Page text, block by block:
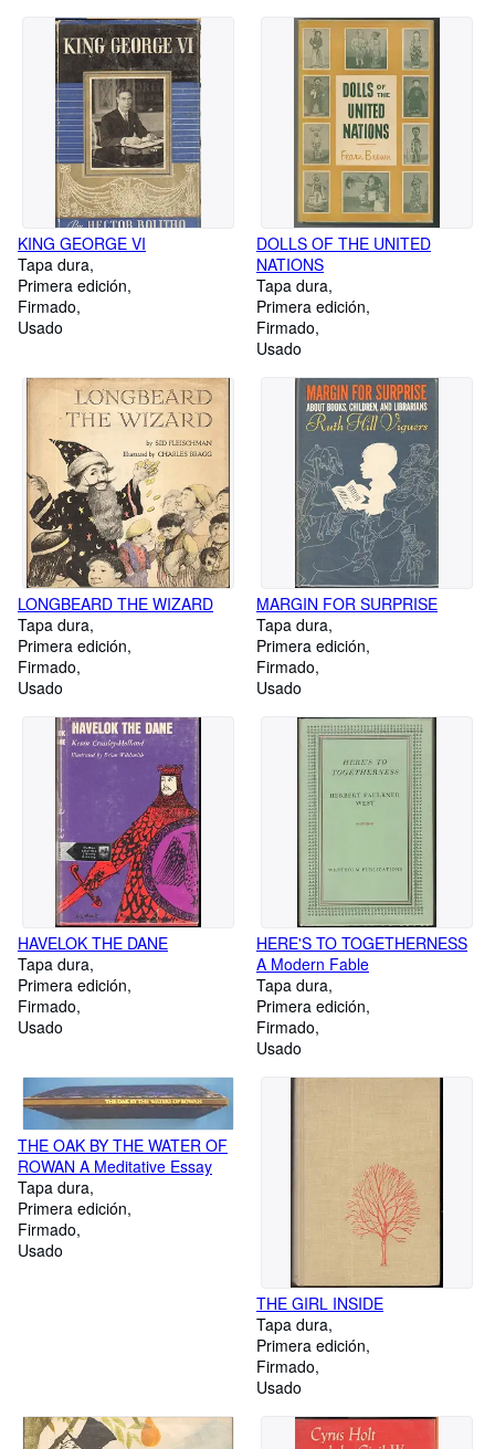
KING GEORGE VI
Tapa dura
Primera edición
Firmado
Usado
DOLLS OF THE UNITED
NATIONS
Tapa dura
Primera edición
Firmado
Usado
LONGBEARD THE WIZARD
Tapa dura
Primera edición
Firmado
Usado
MARGIN FOR SURPRISE
Tapa dura
Primera edición
Firmado
Usado
HAVELOK THE DANE
Tapa dura
Primera edición
Firmado
Usado
HERE'S TO TOGETHERNESS
A Modern Fable
Tapa dura
Primera edición
Firmado
Usado
THE OAK BY THE WATER OF
ROWAN A Meditative Essay
Tapa dura
Primera edición
Firmado
Usado
THE GIRL INSIDE
Tapa dura
Primera edición
Firmado
Usado